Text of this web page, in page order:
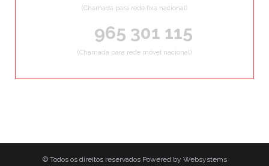
(Chamada para rede fixa nacional)
965 301 115
(Chamada para rede móvel nacional)
© Todos os direitos reservadosPowered by Websystems